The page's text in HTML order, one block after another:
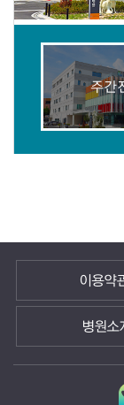
주간
이용약
병원소